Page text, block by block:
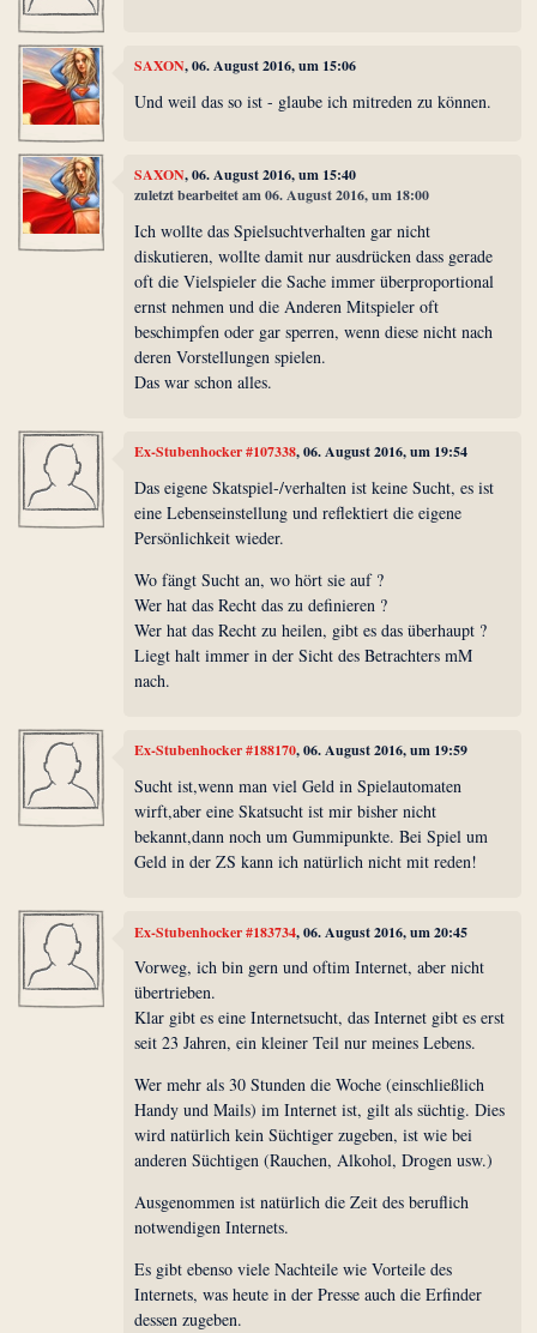
SAXON, 06. August 2016, um 15:06
Und weil das so ist - glaube ich mitreden zu können.
SAXON, 06. August 2016, um 15:40
zuletzt bearbeitet am 06. August 2016, um 18:00
Ich wollte das Spielsuchtverhalten gar nicht
diskutieren, wollte damit nur ausdrücken dass gerade
oft die Vielspieler die Sache immer überproportional
ernst nehmen und die Anderen Mitspieler oft
beschimpfen oder gar sperren, wenn diese nicht nach
deren Vorstellungen spielen.
Das war schon alles.
Ex-Stubenhocker #107338, 06. August 2016, um 19:54
Das eigene Skatspiel-/verhalten ist keine Sucht, es ist
eine Lebenseinstellung und reflektiert die eigene
Persönlichkeit wieder.
Wo fängt Sucht an, wo hört sie auf ?
Wer hat das Recht das zu definieren ?
Wer hat das Recht zu heilen, gibt es das überhaupt ?
Liegt halt immer in der Sicht des Betrachters mM
nach.
Ex-Stubenhocker #188170, 06. August 2016, um 19:59
Sucht ist,wenn man viel Geld in Spielautomaten
wirft,aber eine Skatsucht ist mir bisher nicht
bekannt,dann noch um Gummipunkte. Bei Spiel um
Geld in der ZS kann ich natürlich nicht mit reden!
Ex-Stubenhocker #183734, 06. August 2016, um 20:45
Vorweg, ich bin gern und oftim Internet, aber nicht
übertrieben.
Klar gibt es eine Internetsucht, das Internet gibt es erst
seit 23 Jahren, ein kleiner Teil nur meines Lebens.
Wer mehr als 30 Stunden die Woche (einschließlich
Handy und Mails) im Internet ist, gilt als süchtig. Dies
wird natürlich kein Süchtiger zugeben, ist wie bei
anderen Süchtigen (Rauchen, Alkohol, Drogen usw.)
Ausgenommen ist natürlich die Zeit des beruflich
notwendigen Internets.
Es gibt ebenso viele Nachteile wie Vorteile des
Internets, was heute in der Presse auch die Erfinder
dessen zugeben.